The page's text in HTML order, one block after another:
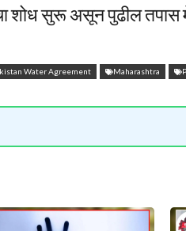
शोध सुरू असून पुढील
Water Agreement Maharashtra